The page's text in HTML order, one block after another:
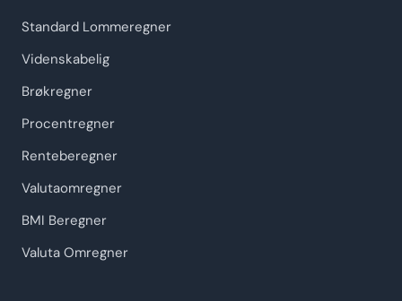
Standard Lommeregner
Videnskabelig
Brøkregner
Procentregner
Renteberegner
Valutaomregner
BMI Beregner
Valuta Omregner